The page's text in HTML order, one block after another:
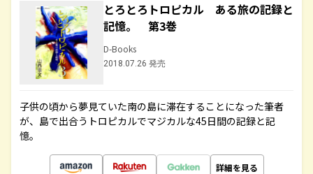
とろとろトロピカル ある旅の記録と
記憶。 第3巻
D-Books
2018.07.26 発売
子供の頃から夢見ていた南の島に滞在することになった筆者
が、島で出合うトロピカルでマジカルな45日間の記録と記
憶。
詳細を見る